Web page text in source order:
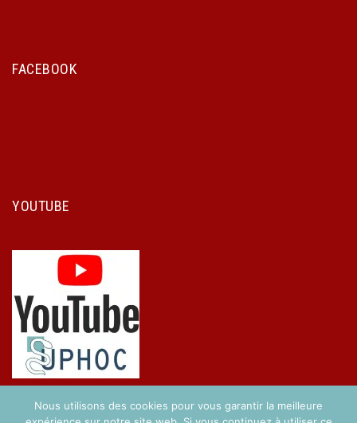
FACEBOOK
YOUTUBE
Nous utilisons des cookies pour vous garantir la meilleure